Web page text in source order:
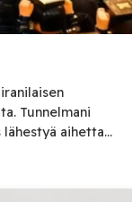
Tunnelmani
aihetta
saman tien, että
on tarkoitus